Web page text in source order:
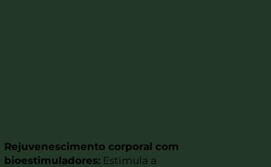
Rejuvenescimento corporal com
bioestimuladores:Estimula a